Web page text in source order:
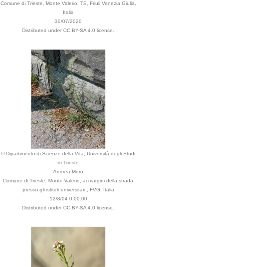
Comune di Trieste, Monte Valerio, TS, Friuli Venezia Giulia,
Italia
30/07/2020
Distributed under CC BY-SA 4.0 license.
© Dipartimento di Scienze della Vita, Università degli Studi
di Trieste
Andrea Moro
Comune di Trieste, Monte Valerio, ai margini della strada
presso gli istituti universitari., FVG, Italia
12/8/04 0.00.00
Distributed under CC BY-SA 4.0 license.